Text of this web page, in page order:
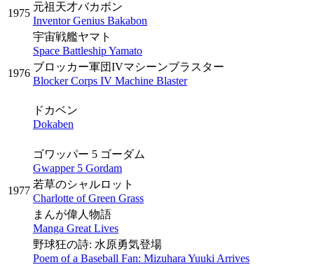
1975
元祖天才バカボン
Inventor Genius Bakabon
宇宙戦艦ヤマト
Space Battleship Yamato
1976
ブロッカー軍団IVマシーンブラスター
Blocker Corps IV Machine Blaster
ドカベン
Dokaben
ゴワッパー 5 ゴーダム
Gwapper 5 Gordam
1977
若草のシャルロット
Charlotte of Green Grass
まんが偉人物語
Manga Great Lives
野球狂の詩: 水原勇気登場
Poem of a Baseball Fan: Mizuhara Yuuki Arrives